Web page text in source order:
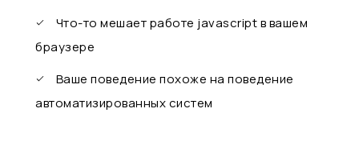
Что-то мешает работе javascript в вашем
браузере
Ваше поведение похоже на поведение
автоматизированных систем